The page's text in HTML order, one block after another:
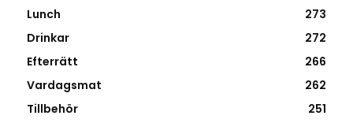
Lunch
273
Drinkar
272
Efterrätt
266
Vardagsmat
262
Tillbehör
251